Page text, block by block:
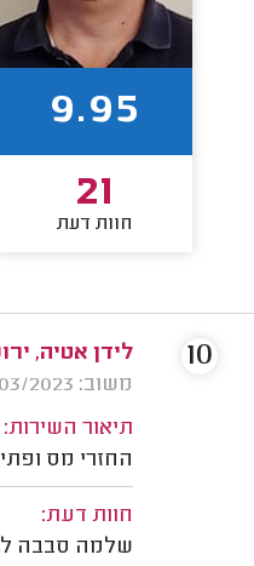
9.95
21
חוות דעת
לידן אטיה,
משוב: 21/03/2023
תיאור השירות:
החזרי מס
חוות דעת:
שלמה סבבה
10